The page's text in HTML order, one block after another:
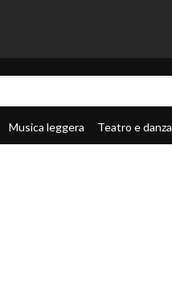
Musica leggera Teatro e danza